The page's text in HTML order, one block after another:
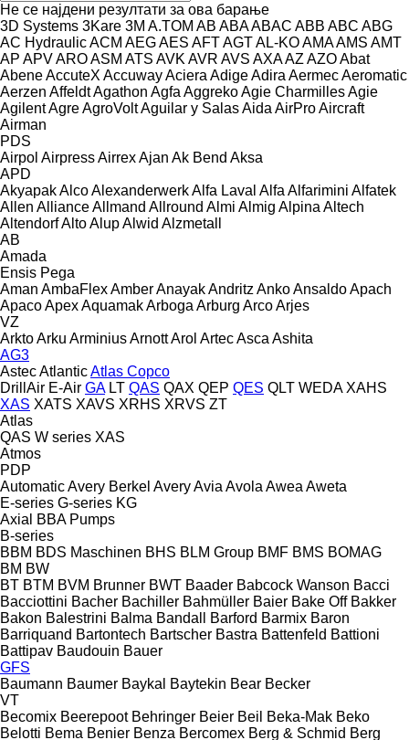
Не се најдени резултати за ова барање
3D Systems 3Kare 3M A.TOM AB ABAABAC ABB ABC ABG
AC HydraulicACM AEGAES AFTAGTAL-KOAMAAMS AMT
AP APVAROASM ATS AVK AVR AVS AXAAZ AZOAbat
AbeneAccuteX AccuwayAciera AdigeAdira AermecAeromatic
Aerzen AffeldtAgathon Agfa AggrekoAgie CharmillesAgie
AgilentAgreAgroVoltAguilar y SalasAida AirProAircraft
Airman
PDS
Airpol AirpressAirrexAjan Ak Bend Aksa
APD
AkyapakAlcoAlexanderwerkAlfa Laval Alfa Alfarimini Alfatek
Allen AllianceAllmand Allround Almi Almig Alpina Altech
AltendorfAltoAlupAlwid Alzmetall
AB
Amada
Ensis Pega
Aman AmbaFlexAmberAnayakAndritz AnkoAnsaldoApach
ApacoApexAquamakArboga Arburg ArcoArjes
VZ
ArktoArku ArminiusArnottArol ArtecAsca Ashita
AG3
AstecAtlanticAtlas Copco
DrillAir E-Air GA LT QAS QAX QEP QES QLT WEDA XAHS
XAS XATS XAVS XRHS XRVS ZT
Atlas
QAS W series XAS
Atmos
PDP
AutomaticAvery Berkel AveryAvia Avola Awea Aweta
E-series G-series KG
Axial
BBA Pumps
B-series
BBM BDS Maschinen BHS BLM Group BMF BMS BOMAG
BM BW
BT BTM BVM Brunner BWT Baader Babcock Wanson Bacci
Bacciottini Bacher Bachiller Bahmüller Baier Bake Off Bakker
Bakon Balestrini Balma Bandall Barford Barmix Baron
Barriquand Bartontech Bartscher Bastra Battenfeld Battioni
Battipav Baudouin Bauer
GFS
Baumann Baumer Baykal Baytekin Bear Becker
VT
Becomix Beerepoot Behringer Beier Beil Beka-Mak Beko
Belotti Bema Benier Benza Bercomex Berg & Schmid Berg